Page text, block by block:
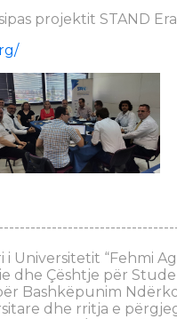
projektit STAND
Universitetit “Fehmi
dhe Çështje për
Bashkëpunim
dhe rritja e